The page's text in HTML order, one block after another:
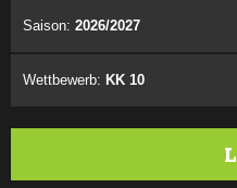
Saison: 2026/2027
Wettbewerb: KK 10